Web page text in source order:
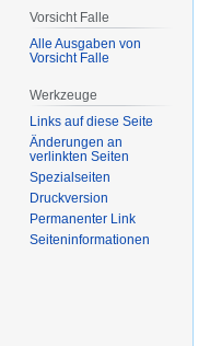
Vorsicht Falle
Alle Ausgaben von
Vorsicht Falle
Werkzeuge
Links auf diese Seite
Änderungen an
verlinkten Seiten
Spezialseiten
Druckversion
Permanenter Link
Seiten­­informationen